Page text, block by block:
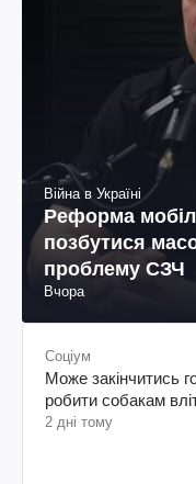
Війна в Україні
Реформа
позбутися
проблему СЗЧ
Вчора
Соціум
Може закінчитись
робити собакам
2 дні тому